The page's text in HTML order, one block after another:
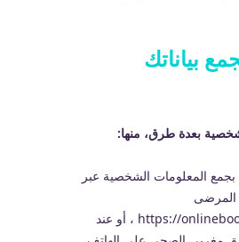
بياناتك
بعدة طرق، منها:
بجمع المعلومات الشخصية عبر
المرضى
https://onlinebooking.magrabi.com.sa ، أو عند